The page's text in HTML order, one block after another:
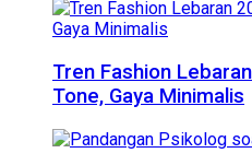
Tren Fashion
Tone, Gaya Minimalis